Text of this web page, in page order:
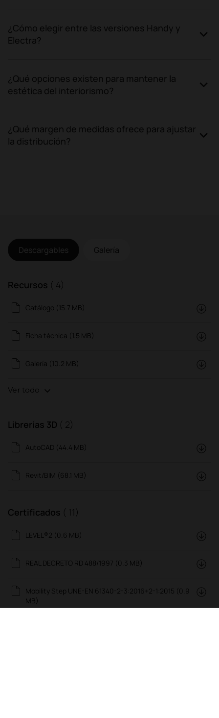
¿Cómo elegir entre las versiones Handy y
Electra?
¿Qué opciones existen para mantener la
estética del interiorismo?
¿Qué margen de medidas ofrece para ajustar
la distribución?
Descargables Galería
Recursos ( 4)
Catálogo (15.7 MB)
Ficha técnica (1.5 MB)
Galería (10.2 MB)
Ver todo
Librerías 3D ( 2)
AutoCAD (44.4 MB)
Revit/BIM (68.1 MB)
Certificados ( 11)
LEVEL®2 (0.6 MB)
REAL DECRETO RD 488/1997 (0.3 MB)
Mobility Step UNE-EN 61340-2-3:2016+2-1:2015 (0.9
MB)